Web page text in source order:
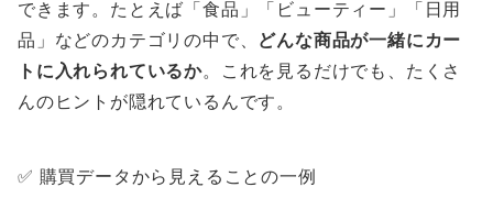
できます。たとえば「食品」「ビューティー」「日用
品」などのカテゴリの中で、 どんな商品が一緒にカー
トに入れられているか。これを見るだけでも、たくさ
んのヒントが隠れているんです。
✅ 購買データから見えることの一例